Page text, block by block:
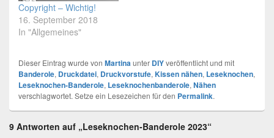
Copyright – Wichtig!
16. September 2018
In "Allgemeines"
Dieser Eintrag wurde von Martinaunter DIYveröffentlicht und mit
Banderole, Druckdatei, Druckvorstufe, Kissen nähen, Leseknochen,
Leseknochen-Banderole, Leseknochenbanderole, Nähen
verschlagwortet. Setze ein Lesezeichen für den Permalink.
9 Antworten auf „Leseknochen-Banderole 2023“